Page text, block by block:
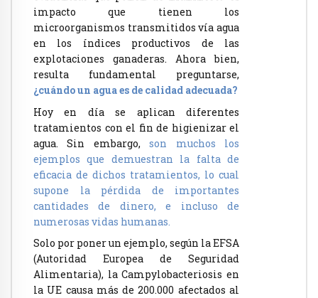
impacto que tienen los
microorganismos transmitidos vía agua
en los índices productivos de las
explotaciones ganaderas. Ahora bien,
resulta fundamental preguntarse,
¿cuándo un agua es de calidad adecuada?
Hoy en día se aplican diferentes
tratamientos con el fin de higienizar el
agua. Sin embargo, son muchos los
ejemplos que demuestran la falta de
eficacia de dichos tratamientos, lo cual
supone la pérdida de importantes
cantidades de dinero, e incluso de
numerosas vidas humanas.
Solo por poner un ejemplo, según la EFSA
(Autoridad Europea de Seguridad
Alimentaria), la Campylobacteriosis en
la UE causa más de 200.000 afectados al